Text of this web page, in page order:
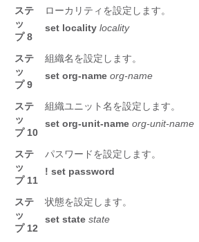
ステ
ッ
プ 8
ローカリティを設定します。
set locality locality
ステ
ッ
プ 9
組織名を設定します。
set org-name org-name
ステ
ッ
プ 10
組織ユニット名を設定します。
set org-unit-name org-unit-name
ステ
ッ
プ 11
パスワードを設定します。
! set password
ステ
ッ
プ 12
状態を設定します。
set state state